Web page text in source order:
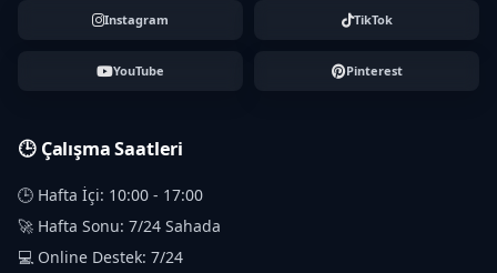
Instagram TikTok
YouTube Pinterest
🕒 Çalışma Saatleri
🕒 Hafta İçi: 10:00 - 17:00
🚀 Hafta Sonu: 7/24 Sahada
💻 Online Destek: 7/24